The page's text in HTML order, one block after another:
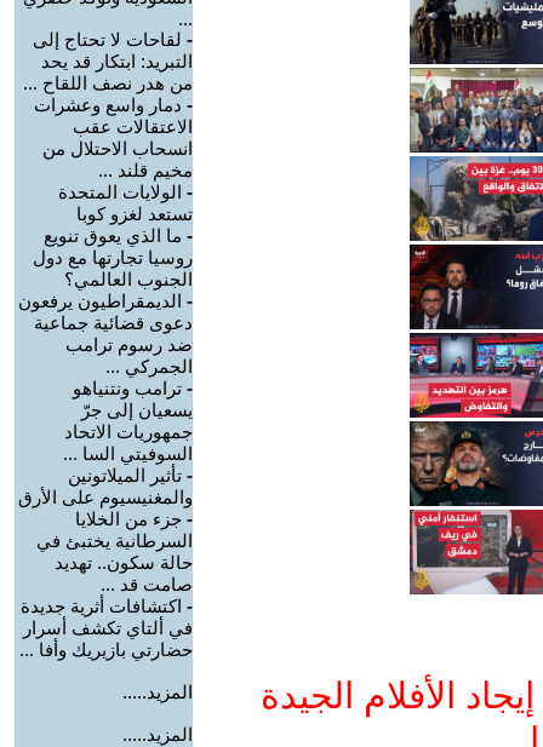
الأفلام الجيدة
...
- لقاحات لا تحتاج إلى
التبريد: ابتكار قد يحد
من هدر نصف اللقاح ...
- دمار واسع وعشرات
الاعتقالات عقب
انسحاب الاحتلال من
مخيم قلند ...
- الولايات المتحدة
تستعد لغزو كوبا
- ما الذي يعوق تنويع
روسيا تجارتها مع دول
الجنوب العالمي؟
- الديمقراطيون يرفعون
دعوى قضائية جماعية
ضد رسوم ترامب
الجمركي ...
- ترامب ونتنياهو
يسعيان إلى جرّ
جمهوريات الاتحاد
السوفيتي السا ...
- تأثير الميلاتونين
والمغنيسيوم على الأرق
- جزء من الخلايا
السرطانية يختبئ في
حالة سكون.. تهديد
صامت قد ...
- اكتشافات أثرية جديدة
في ألتاي تكشف أسرار
حضارتي بازيريك وأفا ...
المزيد.....
المزيد.....